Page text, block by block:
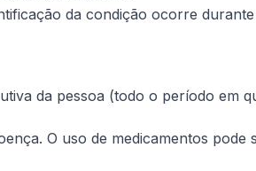
da condição ocorre
da pessoa (todo o período em
O uso de medicamentos